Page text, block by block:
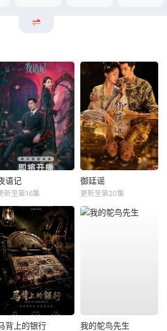
语记
新至第16集
御廷谣
更新至第20集
背上的银行 我的鸵鸟先生